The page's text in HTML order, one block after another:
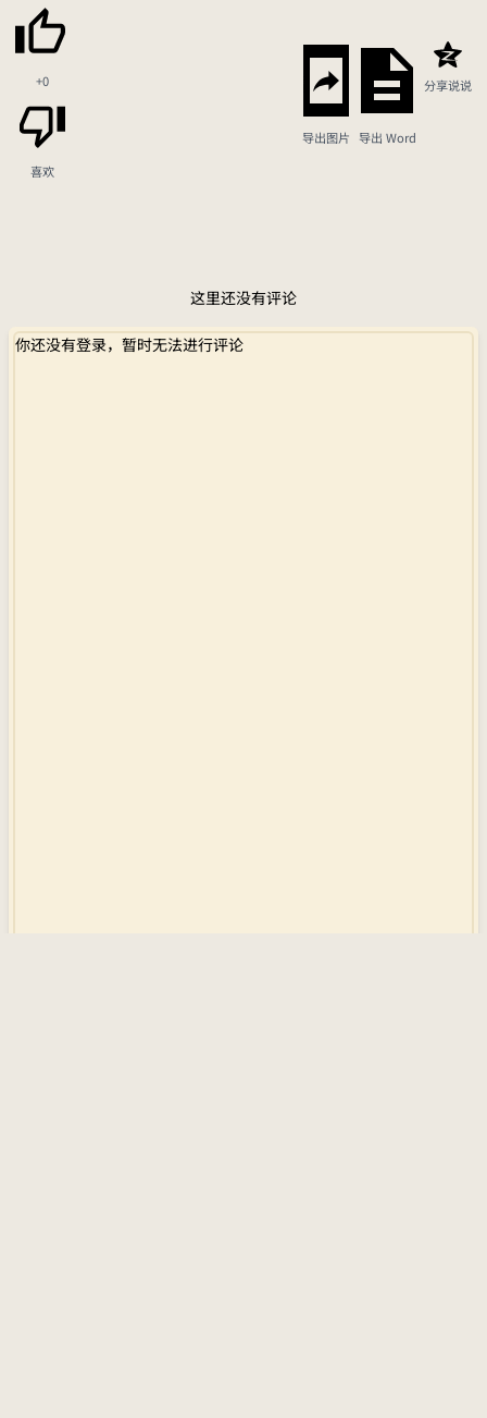
+0
喜欢
导出图片 导出 Word
分享说说
这里还没有评论
你还没有登录，暂时无法进行评论